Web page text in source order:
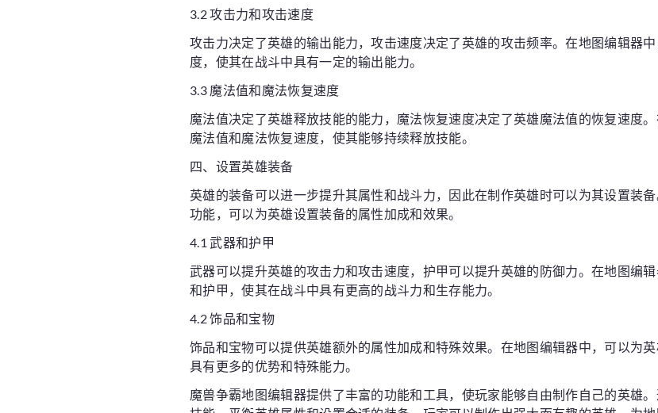
3.2 攻击力和攻击速度
攻击力决定了英雄的输出能力，攻击速度决定了英雄的攻击频率。在地图编辑器
度，使其在战斗中具有一定的输出能力。
3.3 魔法值和魔法恢复速度
魔法值决定了英雄释放技能的能力，魔法恢复速度决定了英雄魔法值的恢复速度
魔法值和魔法恢复速度，使其能够持续释放技能。
四、设置英雄装备
英雄的装备可以进一步提升其属性和战斗力，因此在制作英雄时可以为其设置装
功能，可以为英雄设置装备的属性加成和效果。
4.1 武器和护甲
武器可以提升英雄的攻击力和攻击速度，护甲可以提升英雄的防御力。在地图编
和护甲，使其在战斗中具有更高的战斗力和生存能力。
4.2 饰品和宝物
饰品和宝物可以提供英雄额外的属性加成和特殊效果。在地图编辑器中，可以为
具有更多的优势和特殊能力。
魔兽争霸地图编辑器提供了丰富的功能和工具，使玩家能够自由制作自己的英雄